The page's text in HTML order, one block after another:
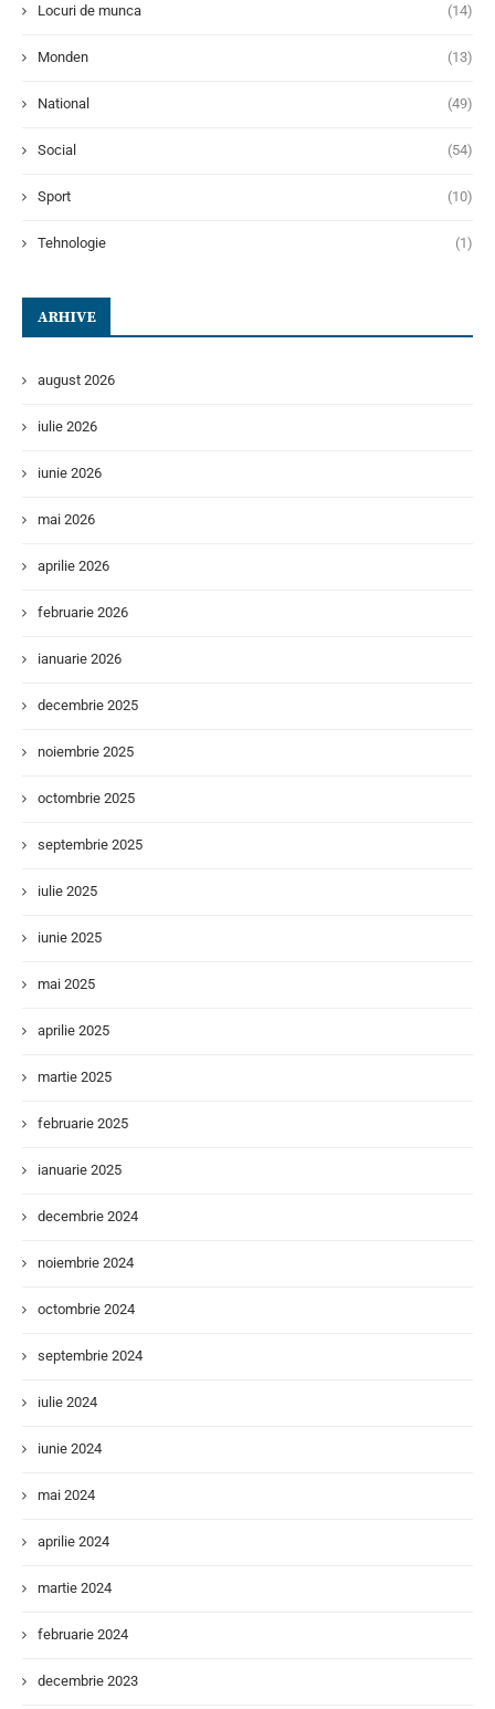
Locuri de munca (14)
Monden (13)
National (49)
Social (54)
Sport (10)
Tehnologie (1)
ARHIVE
august 2026
iulie 2026
iunie 2026
mai 2026
aprilie 2026
februarie 2026
ianuarie 2026
decembrie 2025
noiembrie 2025
octombrie 2025
septembrie 2025
iulie 2025
iunie 2025
mai 2025
aprilie 2025
martie 2025
februarie 2025
ianuarie 2025
decembrie 2024
noiembrie 2024
octombrie 2024
septembrie 2024
iulie 2024
iunie 2024
mai 2024
aprilie 2024
martie 2024
februarie 2024
decembrie 2023